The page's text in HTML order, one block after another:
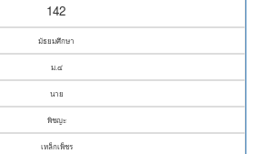
142
มัธยมศึกษา
ม.๔
นาย
พิชญะ
เหล็กเพ็ชร